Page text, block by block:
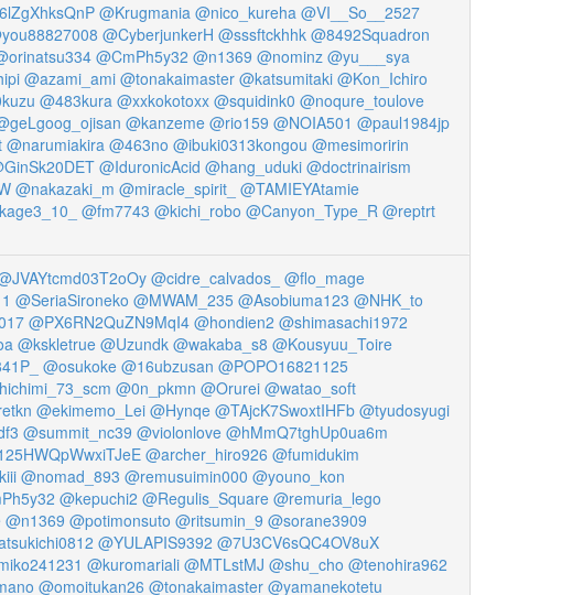
@Krugmania @nico_kureha @VI__So__2527
@CyberjunkerH @sssftckhhk @8492Squadron
@CmPh5y32 @n1369 @nominz @yu___sya
@azami_ami @tonakaimaster @katsumitaki @Kon_Ichiro
@483kura @xxkokotoxx @squidink0 @noqure_toulove
@kanzeme @rio159 @NOIA501 @paul1984jp
@narumiakira @463no @ibuki0313kongou @mesimoririn
@IduronicAcid @hang_uduki @doctrinairism
@nakazaki_m @miracle_spirit_ @TAMIEYAtamie
@fm7743 @kichi_robo @Canyon_Type_R @reptrt
@cidre_calvados_ @flo_mage
@SeriaSironeko @MWAM_235 @Asobiuma123 @NHK_to
@PX6RN2QuZN9MqI4 @hondien2 @shimasachi1972
@kskletrue @Uzundk @wakaba_s8 @Kousyuu_Toire
@osukoke @16ubzusan @POPO16821125
@0n_pkmn @Orurei @watao_soft
@ekimemo_Lei @Hynqe @TAjcK7SwoxtIHFb @tyudosyugi
@summit_nc39 @violonlove @hMmQ7tghUp0ua6m
@archer_hiro926 @fumidukim
@nomad_893 @remusuimin000 @youno_kon
@kepuchi2 @Regulis_Square @remuria_lego
@n1369 @potimonsuto @ritsumin_9 @sorane3909
@YULAPIS9392 @7U3CV6sQC4OV8uX
@kuromariali @MTLstMJ @shu_cho @tenohira962
@omoitukan26 @tonakaimaster @yamanekotetu